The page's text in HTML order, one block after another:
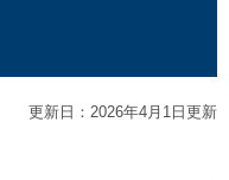
更新日：2026年4月1日更新